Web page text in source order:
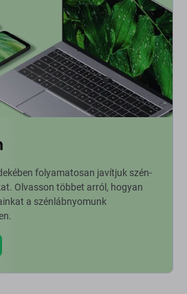
folyamatosan javítjuk szén-
Olvasson többet arról, hogyan
a szénlábnyomunk